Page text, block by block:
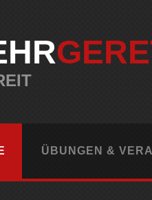
ÜBUNGEN &